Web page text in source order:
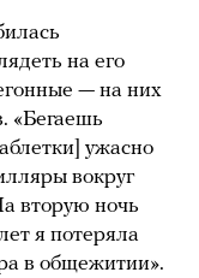
на его
— на них
«Бегаешь
ужасно
вокруг
вторую ночь
я потеряла
в общежитии».